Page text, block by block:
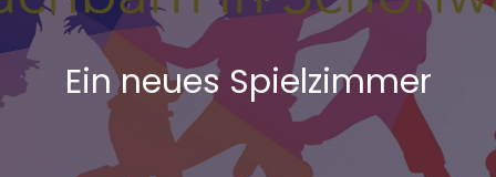
Ein neues Spielzimmer